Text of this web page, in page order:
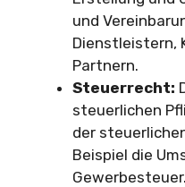
und
Dienstleistern,
Partnern.
Steuerrecht:
steuerlichen
der
Beispiel die
Gewerbesteuer.